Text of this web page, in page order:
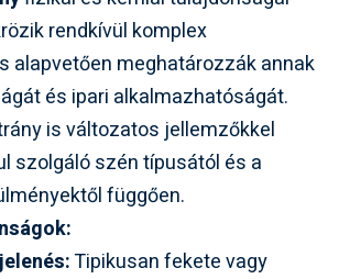
rendkívül komplex
alapvetően meghatározzák annak
és ipari alkalmazhatóságát.
is változatos jellemzőkkel
szolgáló szén típusától és a
függően.
Tipikusan fekete vagy